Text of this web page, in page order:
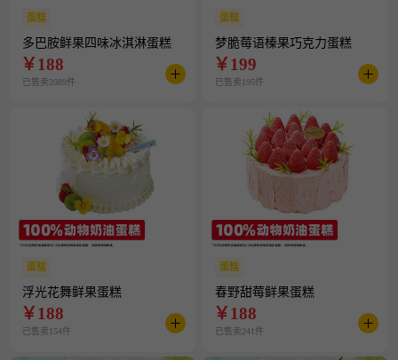
蛋糕
多巴胺鲜果四味冰淇淋蛋糕
￥188
已售卖2089件
蛋糕
梦脆莓语榛果巧克力蛋糕
￥199
已售卖195件
蛋糕
浮光花舞鲜果蛋糕
￥188
已售卖154件
蛋糕
春野甜莓鲜果蛋糕
￥188
已售卖241件